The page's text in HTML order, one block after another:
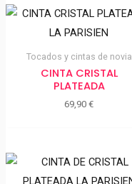
Tocados y cintas de novia
CINTA CRISTAL
PLATEADA
69,90€